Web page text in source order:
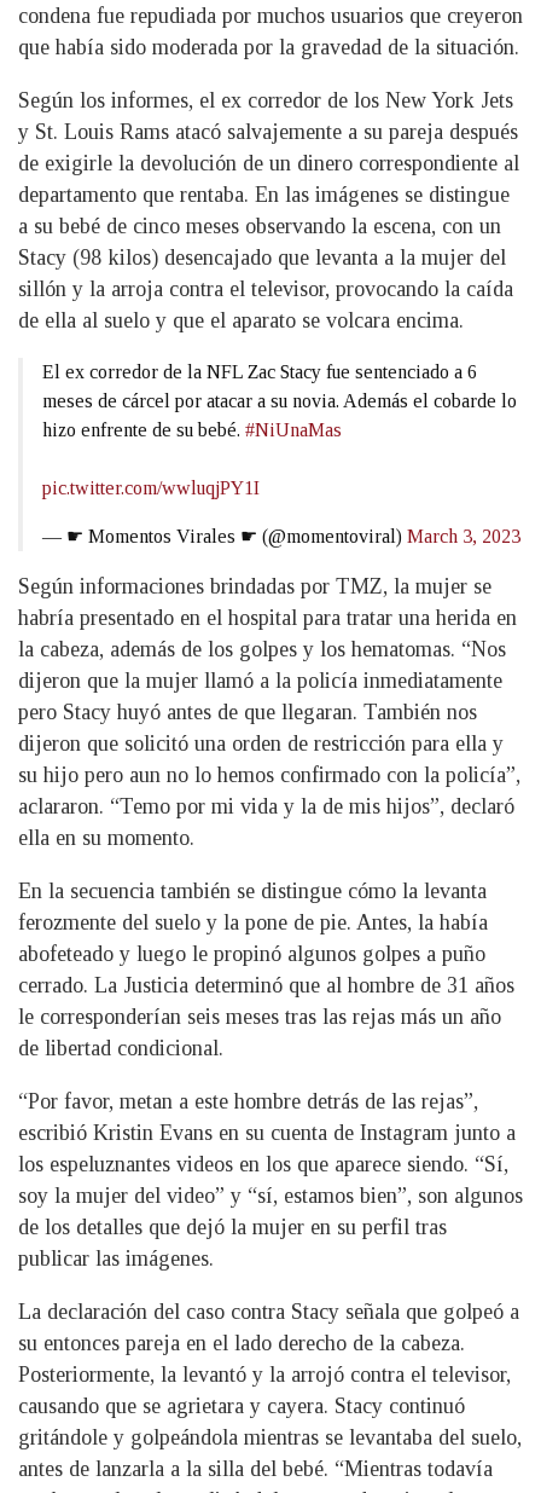
condena fue repudiada por muchos usuarios que creyeron
que había sido moderada por la gravedad de la situación.
Según los informes, el ex corredor de los New York Jets
y St. Louis Rams atacó salvajemente a su pareja después
de exigirle la devolución de un dinero correspondiente al
departamento que rentaba. En las imágenes se distingue
a su bebé de cinco meses observando la escena, con un
Stacy (98 kilos) desencajado que levanta a la mujer del
sillón y la arroja contra el televisor, provocando la caída
de ella al suelo y que el aparato se volcara encima.
El ex corredor de la NFL Zac Stacy fue sentenciado a 6
meses de cárcel por atacar a su novia. Además el cobarde lo
hizo enfrente de su bebé. #NiUnaMas
pic.twitter.com/wwluqjPY1I
— ☛ Momentos Virales ☛ (@momentoviral) March 3, 2023
Según informaciones brindadas por TMZ, la mujer se
habría presentado en el hospital para tratar una herida en
la cabeza, además de los golpes y los hematomas. “Nos
dijeron que la mujer llamó a la policía inmediatamente
pero Stacy huyó antes de que llegaran. También nos
dijeron que solicitó una orden de restricción para ella y
su hijo pero aun no lo hemos confirmado con la policía”,
aclararon. “Temo por mi vida y la de mis hijos”, declaró
ella en su momento.
En la secuencia también se distingue cómo la levanta
ferozmente del suelo y la pone de pie. Antes, la había
abofeteado y luego le propinó algunos golpes a puño
cerrado. La Justicia determinó que al hombre de 31 años
le corresponderían seis meses tras las rejas más un año
de libertad condicional.
“Por favor, metan a este hombre detrás de las rejas”,
escribió Kristin Evans en su cuenta de Instagram junto a
los espeluznantes videos en los que aparece siendo. “Sí,
soy la mujer del video” y “sí, estamos bien”, son algunos
de los detalles que dejó la mujer en su perfil tras
publicar las imágenes.
La declaración del caso contra Stacy señala que golpeó a
su entonces pareja en el lado derecho de la cabeza.
Posteriormente, la levantó y la arrojó contra el televisor,
causando que se agrietara y cayera. Stacy continuó
gritándole y golpeándola mientras se levantaba del suelo,
antes de lanzarla a la silla del bebé. “Mientras todavía